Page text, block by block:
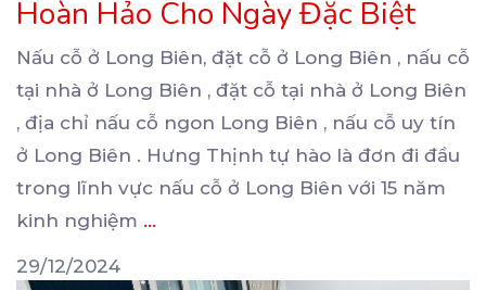
Hoàn Hảo Cho Ngày Đặc Biệt
Nấu cỗ ở Long Biên, đặt cỗ ở Long Biên , nấu cỗ
tại nhà ở Long Biên , đặt cỗ tại nhà ở Long Biên
, địa chỉ nấu cỗ ngon Long Biên , nấu cỗ uy tín
ở Long Biên . Hưng Thịnh tự hào là đơn đi đầu
trong lĩnh vực nấu cỗ ở Long Biên với 15 năm
kinh nghiệm ...
29/12/2024